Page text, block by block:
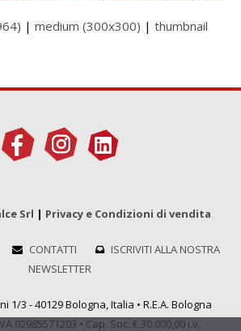
|medium (300x300) |thumbnail
Srl | Privacy e Condizioni di vendita
CONTATTI
ISCRIVITI ALLA NOSTRA
NEWSLETTER
1/3 - 40129 Bologna, Italia • R.E.A. Bologna
02985571203 • Cap. Soc. € 30.000,00 i.v.